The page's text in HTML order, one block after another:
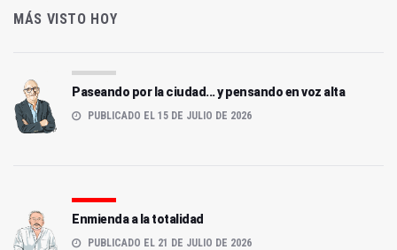
MÁS VISTO HOY
Paseando por la ciudad... y pensando en voz alta
PUBLICADO EL 15 DE JULIO DE 2026
Enmienda a la totalidad
PUBLICADO EL 21 DE JULIO DE 2026